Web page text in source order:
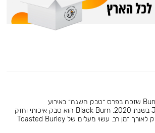
הליין החזק של חברת Burn שזכה בפרס ״טבק השנה״ באירוע
JohnCalliano Awards בשנת 2020. Black Burn הוא טבק איכותי וחזק
ששומר על הטעם והחוזק לאורך זמן רב. עשוי מעלים של Toasted Burley